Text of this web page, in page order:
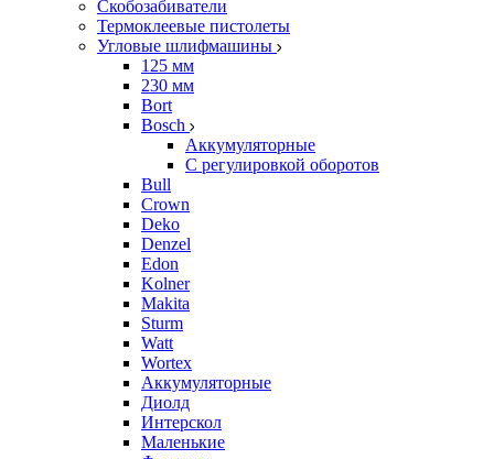
Скобозабиватели
Термоклеевые пистолеты
Угловые шлифмашины
125 мм
230 мм
Bort
Bosch
Аккумуляторные
С регулировкой оборотов
Bull
Crown
Deko
Denzel
Edon
Kolner
Makita
Sturm
Watt
Wortex
Аккумуляторные
Диолд
Интерскол
Маленькие